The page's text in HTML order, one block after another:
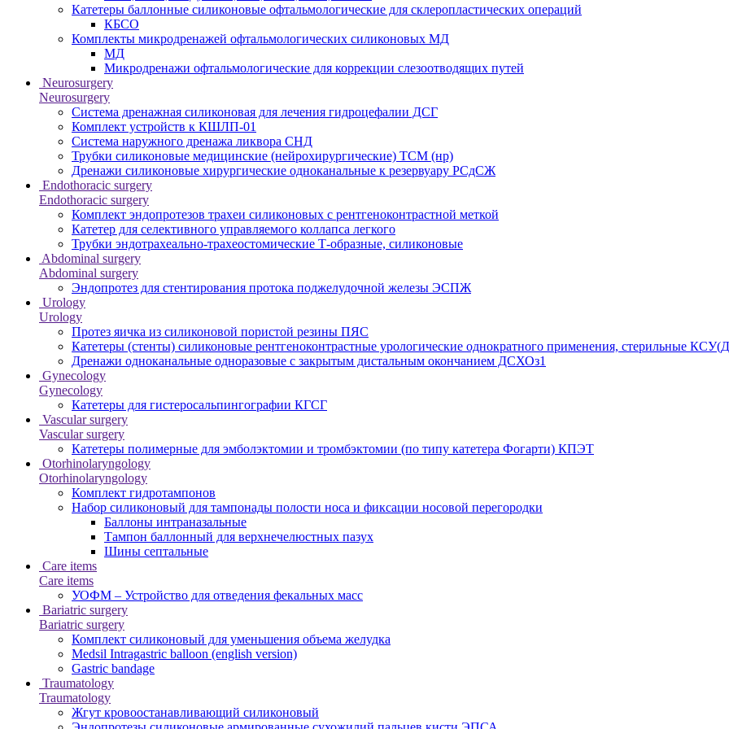
Катетеры баллонные силиконовые офтальмологические для склеропластических операций
КБСО
Комплекты микродренажей офтальмологических силиконовых МД
МД
Микродренажи офтальмологические для коррекции слезоотводящих путей
Neurosurgery
Neurosurgery
Система дренажная силиконовая для лечения гидроцефалии ДСГ
Комплект устройств к КШЛП-01
Система наружного дренажа ликвора СНД
Трубки силиконовые медицинские (нейрохирургические) ТСМ (нр)
Дренажи силиконовые хирургические одноканальные к резервуару РСдСЖ
Endothoracic surgery
Endothoracic surgery
Комплект эндопротезов трахеи силиконовых с рентгеноконтрастной меткой
Катетер для селективного управляемого коллапса легкого
Трубки эндотрахеально-трахеостомические Т-образные, силиконовые
Abdominal surgery
Abdominal surgery
Эндопротез для стентирования протока поджелудочной железы ЭСПЖ
Urology
Urology
Протез яичка из силиконовой пористой резины ПЯС
Катетеры (стенты) силиконовые рентгеноконтрастные урологические однократного применения, стерильные
Дренажи одноканальные одноразовые с закрытым дистальным окончанием ДСХОз1
Gynecology
Gynecology
Катетеры для гистеросальпингографии КГСГ
Vascular surgery
Vascular surgery
Катетеры полимерные для эмболэктомии и тромбэктомии (по типу катетера Фогарти) КПЭТ
Otorhinolaryngology
Otorhinolaryngology
Комплект гидротампонов
Набор силиконовый для тампонады полости носа и фиксации носовой перегородки
Баллоны интраназальные
Тампон баллонный для верхнечелюстных пазух
Шины септальные
Care items
Care items
УОФМ – Устройство для отведения фекальных масс
Bariatric surgery
Bariatric surgery
Комплект силиконовый для уменьшения объема желудка
Medsil Intragastric balloon (english version)
Gastric bandage
Traumatology
Traumatology
Жгут кровоостанавливающий силиконовый